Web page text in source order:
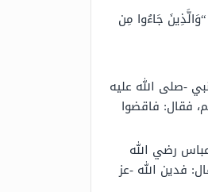
جَاءُوا مِن
-صلى الله عليه
فقال: فاقضوا
رضي الله
فدين الله -عز